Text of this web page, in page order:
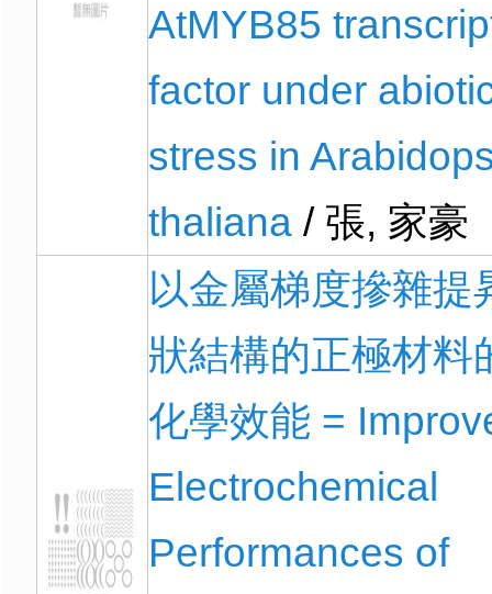
AtMYB85
factor under
stress in
thaliana / 張, 家豪
以金屬梯度摻雜提
狀結構的正極材料
化學效能 =
Electrochemical
Performances of